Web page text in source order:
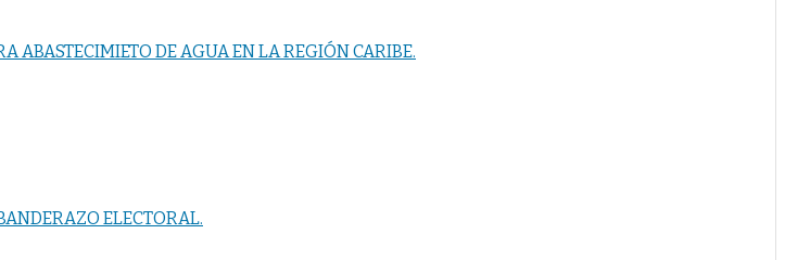
ABASTECIMIETO DE AGUA EN LA REGIÓN CARIBE.
ELECTORAL.